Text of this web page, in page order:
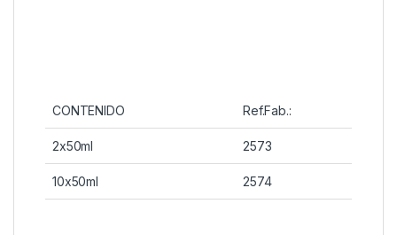
CONTENIDO Ref.Fab.:
2x50ml 2573
10x50ml 2574